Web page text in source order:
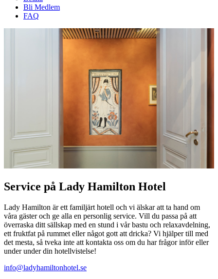
Bli Medlem
FAQ
Service på Lady Hamilton Hotel
Lady Hamilton är ett familjärt hotell och vi älskar att ta hand om
våra gäster och ge alla en personlig service. Vill du passa på att
överraska ditt sällskap med en stund i vår bastu och relaxavdelning,
ett fruktfat på rummet eller något gott att dricka? Vi hjälper till med
det mesta, så tveka inte att kontakta oss om du har frågor inför eller
under under din hotellvistelse!
info@ladyhamiltonhotel.se